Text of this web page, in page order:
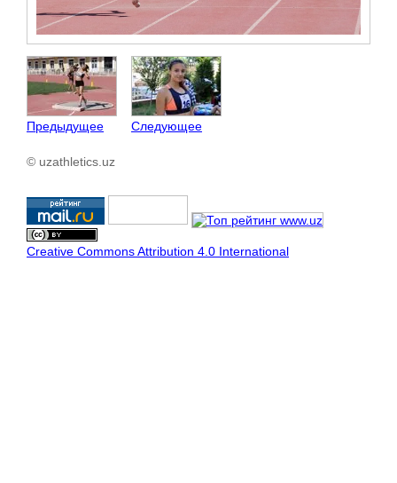
Предыдущее Следующее
© uzathletics.uz
Creative Commons Attribution 4.0 International